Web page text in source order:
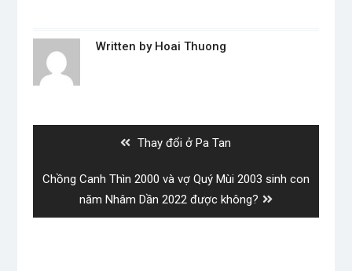
Written by Hoai Thuong
Previous
Thay đổi ở Pa Tan
Next
Chồng Canh Thìn 2000 và vợ Quý Mùi 2003 sinh con
năm Nhâm Dần 2022 được không?